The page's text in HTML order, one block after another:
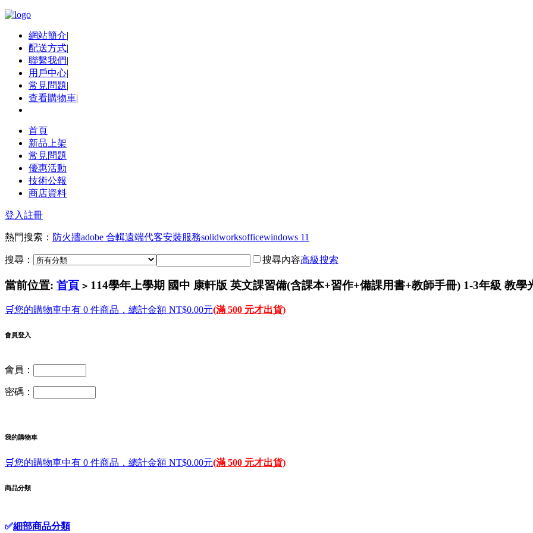
網站簡介|
配送方式|
聯繫我們|
用戶中心|
常見問題|
查看購物車|
首頁
新品上架
常見問題
優惠活動
技術公報
商店資料
登入註冊
熱門搜索： 防火牆adobe 合輯遠端代客安裝服務solidworksofficewindows 11
搜尋： 搜尋內容高級搜索
當前位置: 首頁 > 114學年上學期 國中 康軒版 英文課習備(含課本+習作+備課用書+教師手冊) 1-3年級 教學
🛒您的購物車中有 0 件商品，總計金額 NT$0.00元(滿 500 元才出貨)
會員登入
會員：
密碼：
我的購物車
🛒您的購物車中有 0 件商品，總計金額 NT$0.00元(滿 500 元才出貨)
商品分類
✅細部商品分類